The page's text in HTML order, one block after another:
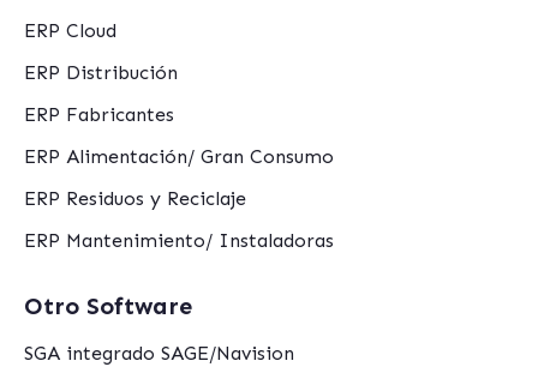
ERP Cloud
ERP Distribución
ERP Fabricantes
ERP Alimentación/ Gran Consumo
ERP Residuos y Reciclaje
ERP Mantenimiento/ Instaladoras
Otro Software
SGA integrado SAGE/Navision